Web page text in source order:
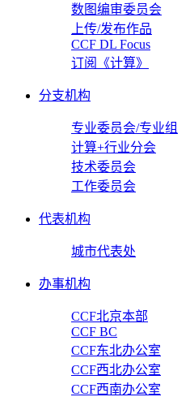
数图编审委员会
上传/发布作品
CCF DL Focus
订阅《计算》
分支机构
专业委员会/专业组
计算+行业分会
技术委员会
工作委员会
代表机构
城市代表处
办事机构
CCF北京本部
CCF BC
CCF东北办公室
CCF西北办公室
CCF西南办公室